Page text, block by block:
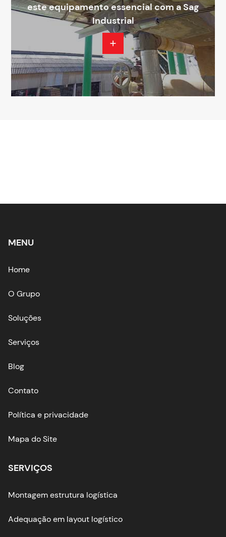
este equipamento essencial com a Sag
Industrial
MENU
Home
O Grupo
Soluções
Serviços
Blog
Contato
Política e privacidade
Mapa do Site
SERVIÇOS
Montagem estrutura logística
Adequação em layout logístico